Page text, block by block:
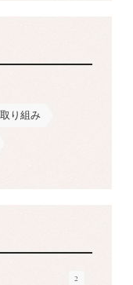
り組み
2